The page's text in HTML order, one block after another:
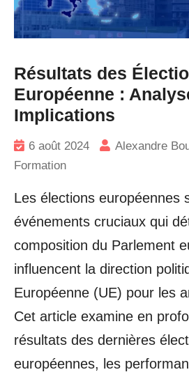
Résultats des
Européenne :
Implications
6 août 2024
Alexandre
Formation
Les élections européennes
événements cruciaux qui
composition du Parlement
influencent la direction
Européenne (UE) pour les
Cet article examine en
résultats des dernières
européennes, les